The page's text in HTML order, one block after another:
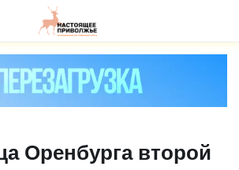
Оренбурга второй